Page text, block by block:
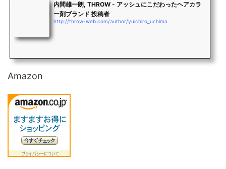
内間雄一朗, THROW - アッシュにこだわったヘアカラ
ー剤ブランド 投稿者
http://throw-web.com/author/yuichiro_uchima
Amazon